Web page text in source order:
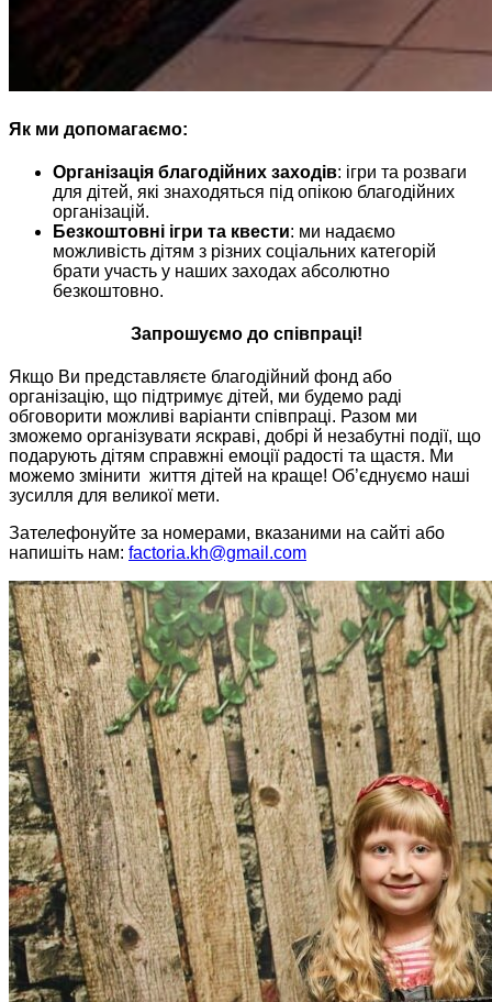
Як ми допомагаємо:
Організація благодійних заходів: ігри та розваги
для дітей, які знаходяться під опікою благодійних
організацій.
Безкоштовні ігри та квести: ми надаємо
можливість дітям з різних соціальних категорій
брати участь у наших заходах абсолютно
безкоштовно.
Запрошуємо до співпраці!
Якщо Ви представляєте благодійний фонд або
організацію, що підтримує дітей, ми будемо раді
обговорити можливі варіанти співпраці. Разом ми
зможемо організувати яскраві, добрі й незабутні події, що
подарують дітям справжні емоції радості та щастя. Ми
можемо змінити життя дітей на краще! Об’єднуємо наші
зусилля для великої мети.
Зателефонуйте за номерами, вказаними на сайті або
напишіть нам: factoria.kh@gmail.com